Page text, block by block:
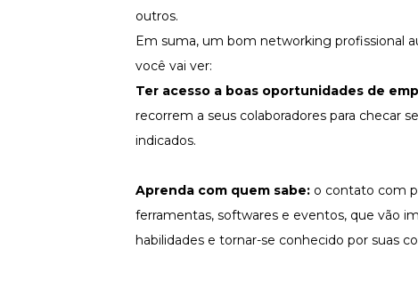
outros.
Em suma, um bom networking profissional
você vai ver:
Ter acesso a boas oportunidades de
recorrem a seus colaboradores para checar
indicados.
Aprenda com quem sabe: o contato com
ferramentas, softwares e eventos, que vão
habilidades e tornar-se conhecido por suas